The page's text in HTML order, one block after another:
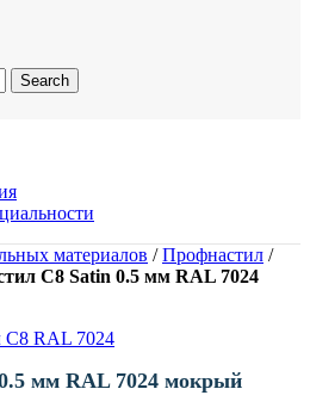
Search
материалов /Профнастил /
С8 Satin 0.5 мм RAL 7024
мм RAL 7024 мокрый